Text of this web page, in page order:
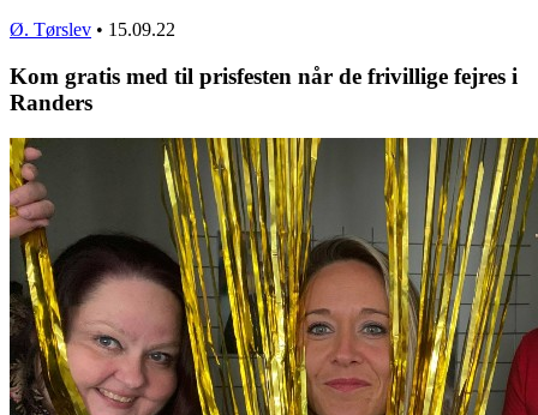
Ø. Tørslev • 15.09.22
Kom gratis med til prisfesten når de frivillige fejres i
Randers